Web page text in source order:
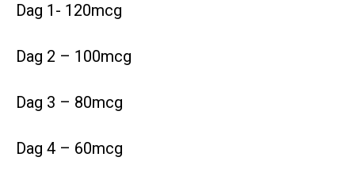
Dag 1- 120mcg
Dag 2 – 100mcg
Dag 3 – 80mcg
Dag 4 – 60mcg